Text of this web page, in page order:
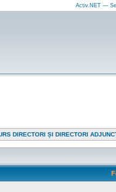
Activ.NET —
DIRECTORI ȘI DIRECTORI